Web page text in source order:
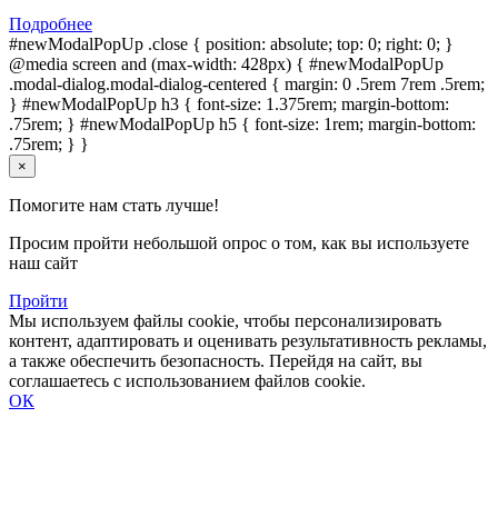
Подробнее
#newModalPopUp .close { position: absolute; top: 0; right: 0; }
@media screen and (max-width: 428px) { #newModalPopUp
.modal-dialog.modal-dialog-centered { margin: 0 .5rem 7rem .5rem;
} #newModalPopUp h3 { font-size: 1.375rem; margin-bottom:
.75rem; } #newModalPopUp h5 { font-size: 1rem; margin-bottom:
.75rem; } }
×
Помогите нам стать лучше!
Просим пройти небольшой опрос о том, как вы используете
наш сайт
Пройти
Мы используем файлы cookie, чтобы персонализировать
контент, адаптировать и оценивать результативность рекламы,
а также обеспечить безопасность. Перейдя на сайт, вы
соглашаетесь с использованием файлов cookie.
ОК